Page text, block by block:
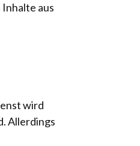
aus
wird
Allerdings